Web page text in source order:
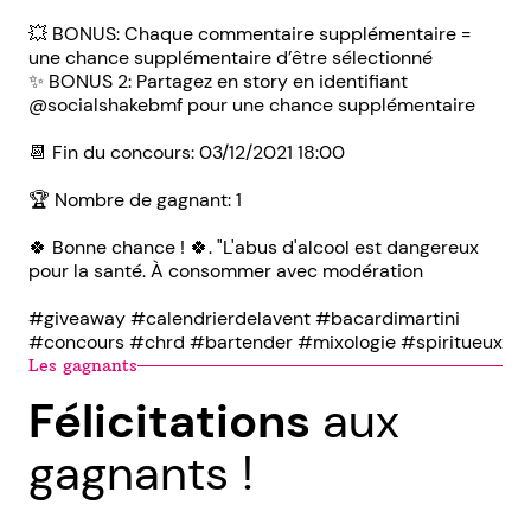
💥 BONUS: Chaque commentaire supplémentaire =
une chance supplémentaire d’être sélectionné
✨ BONUS 2: Partagez en story en identifiant
@socialshakebmf pour une chance supplémentaire
📆 Fin du concours: 03/12/2021 18:00
🏆 Nombre de gagnant: 1
🍀 Bonne chance ! 🍀. "L'abus d'alcool est dangereux
pour la santé. À consommer avec modération
#giveaway #calendrierdelavent #bacardimartini
#concours #chrd #bartender #mixologie #spiritueux
Les gagnants
Félicitations aux
gagnants !